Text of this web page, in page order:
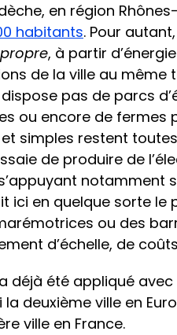
en région
habitants. Pour
propre, à partir
de la ville au même
pas de parcs
ou encore de fermes
simples restent
de produire de
notamment
ici en quelque sorte le
ou des
d’échelle, de
déjà été appliqué
la deuxième ville en
ville en France.